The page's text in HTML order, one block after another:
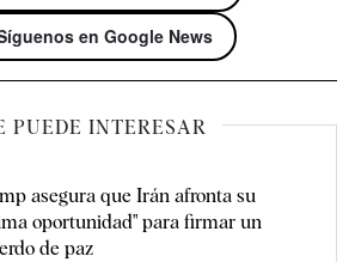
en Google News
PUEDE INTERESAR
asegura que Irán afronta su
oportunidad" para firmar un
de paz